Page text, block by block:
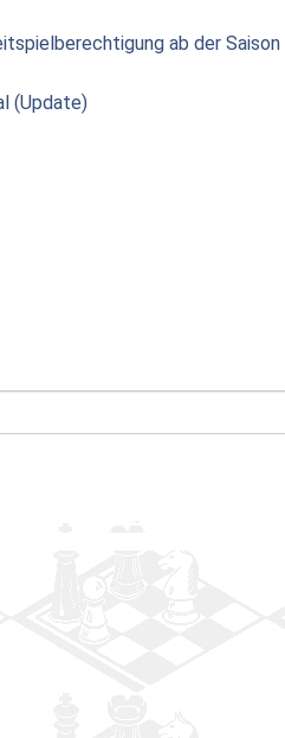
ab der Saison
(Update)